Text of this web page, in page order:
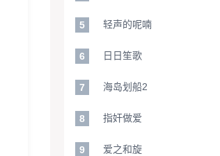
5 轻声的呢喃
6 日日笙歌
7 海岛划船2
8 指奸做爱
9 爱之和旋